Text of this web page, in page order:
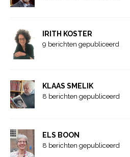
IRITH KOSTER
9 berichten gepubliceerd
KLAAS SMELIK
8 berichten gepubliceerd
ELS BOON
8 berichten gepubliceerd